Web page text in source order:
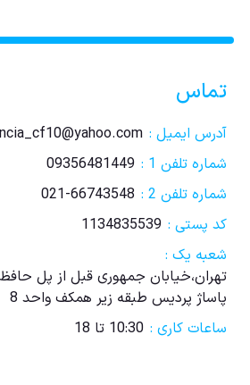
تماس
آدرس ایمیل :
شماره تلفن 1 :
09356481449
شماره تلفن 2 :
021-66743548
کد پستی : 1134835539
شعبه یک :
تهران،خیابان جمهوری قبل از پل
پاساژ پردیس طبقه زیر همکف واحد 8
ساعات کاری : 10:30 تا 18